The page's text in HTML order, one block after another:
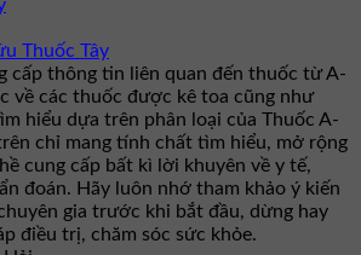
Thuốc Tây
cấp thông tin liên quan đến thuốc từ A-
về các thuốc được kê toa cũng như
hiểu dựa trên phân loại của Thuốc A-
chỉ mang tính chất tìm hiểu, mở rộng
cung cấp bất kì lời khuyên về y tế,
đoán. Hãy luôn nhớ tham khảo ý kiến
gia trước khi bắt đầu, dừng hay
điều trị, chăm sóc sức khỏe.